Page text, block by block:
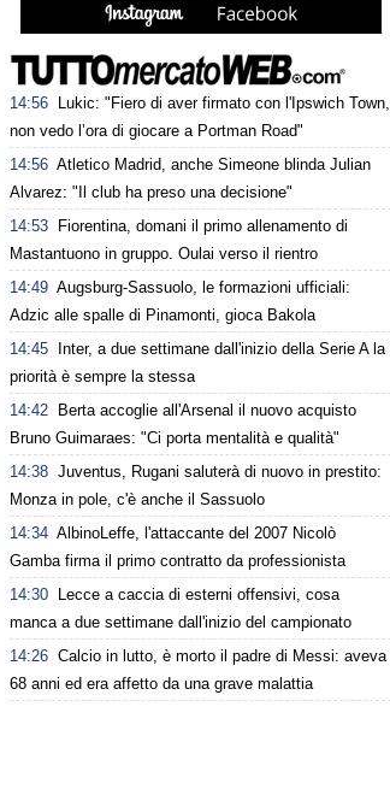
14:56
Lukic: "Fiero di aver firmato con l'Ipswich Town,
non vedo l’ora di giocare a Portman Road"
14:56 Atletico Madrid, anche Simeone blinda Julian
Alvarez: "Il club ha preso una decisione"
14:53
Fiorentina, domani il primo allenamento di
Mastantuono in gruppo. Oulai verso il rientro
14:49 Augsburg-Sassuolo, le formazioni ufficiali:
Adzic alle spalle di Pinamonti, gioca Bakola
14:45
Inter, a due settimane dall'inizio della Serie A la
priorità è sempre la stessa
14:42
Berta accoglie all'Arsenal il nuovo acquisto
Bruno Guimaraes: "Ci porta mentalità e qualità"
14:38 Juventus, Rugani saluterà di nuovo in prestito:
Monza in pole, c'è anche il Sassuolo
14:34 AlbinoLeffe, l'attaccante del 2007 Nicolò
Gamba firma il primo contratto da professionista
14:30
Lecce a caccia di esterni offensivi, cosa
manca a due settimane dall'inizio del campionato
14:26 Calcio in lutto, è morto il padre di Messi: aveva
68 anni ed era affetto da una grave malattia